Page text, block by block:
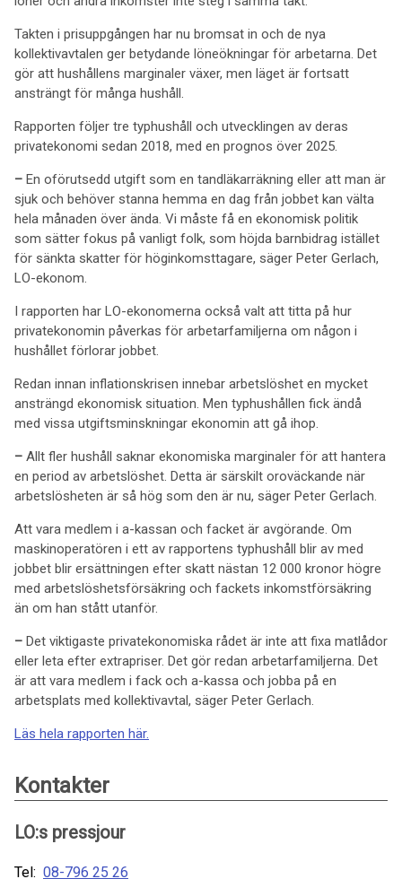
Takten i prisuppgången har nu bromsat in och de nya
kollektivavtalen ger betydande löneökningar för arbetarna. Det
gör att hushållens marginaler växer, men läget är fortsatt
ansträngt för många hushåll.
Rapporten följer tre typhushåll och utvecklingen av deras
privatekonomi sedan 2018, med en prognos över 2025.
– En oförutsedd utgift som en tandläkarräkning eller att man är
sjuk och behöver stanna hemma en dag från jobbet kan välta
hela månaden över ända. Vi måste få en ekonomisk politik
som sätter fokus på vanligt folk, som höjda barnbidrag istället
för sänkta skatter för höginkomsttagare, säger Peter Gerlach,
LO-ekonom.
I rapporten har LO-ekonomerna också valt att titta på hur
privatekonomin påverkas för arbetarfamiljerna om någon i
hushållet förlorar jobbet.
Redan innan inflationskrisen innebar arbetslöshet en mycket
ansträngd ekonomisk situation. Men typhushållen fick ändå
med vissa utgiftsminskningar ekonomin att gå ihop.
– Allt fler hushåll saknar ekonomiska marginaler för att hantera
en period av arbetslöshet. Detta är särskilt oroväckande när
arbetslösheten är så hög som den är nu, säger Peter Gerlach.
Att vara medlem i a-kassan och facket är avgörande. Om
maskinoperatören i ett av rapportens typhushåll blir av med
jobbet blir ersättningen efter skatt nästan 12 000 kronor högre
med arbetslöshetsförsäkring och fackets inkomstförsäkring
än om han stått utanför.
– Det viktigaste privatekonomiska rådet är inte att fixa matlådor
eller leta efter extrapriser. Det gör redan arbetarfamiljerna. Det
är att vara medlem i fack och a-kassa och jobba på en
arbetsplats med kollektivavtal, säger Peter Gerlach.
Läs hela rapporten här.
Kontakter
LO:s pressjour
Tel: 08-796 25 26